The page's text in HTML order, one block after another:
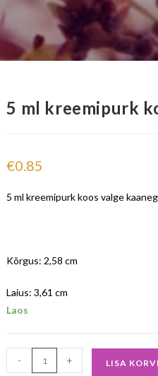
5 ml kreemipurk
€0.85
5 ml kreemipurk koos valge
Kõrgus: 2,58 cm
Laius: 3,61 cm
Laos
- + LISA KORVI